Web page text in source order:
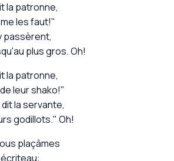
la patronne,
les faut!"
passèrent,
plus gros. Oh!
la patronne,
leur shako!"
la servante,
godillots." Oh!
plaçâmes